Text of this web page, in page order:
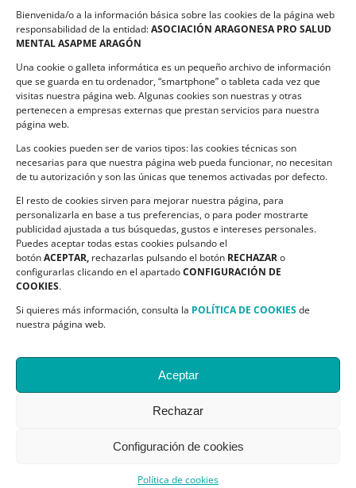
Bienvenida/o a la información básica sobre las cookies de la página web
responsabilidad de la entidad:ASOCIACIÓN ARAGONESA PRO SALUD
MENTAL ASAPME ARAGÓN
Una cookie o galleta informática es un pequeño archivo de información
que se guarda en tu ordenador, “smartphone” o tableta cada vez que
visitas nuestra página web. Algunas cookies son nuestras y otras
pertenecen a empresas externas que prestan servicios para nuestra
página web.
Las cookies pueden ser de varios tipos: las cookies técnicas son
necesarias para que nuestra página web pueda funcionar, no necesitan
de tu autorización y son las únicas que tenemos activadas por defecto.
El resto de cookies sirven para mejorar nuestra página, para
personalizarla en base a tus preferencias, o para poder mostrarte
publicidad ajustada a tus búsquedas, gustos e intereses personales.
Puedes aceptar todas estas cookies pulsando el
botónACEPTAR, rechazarlas pulsando el botón RECHAZARo
configurarlas clicando en el apartadoCONFIGURACIÓN DE
COOKIES.
Si quieres más información, consulta la POLÍTICA DE COOKIESde
nuestra página web.
Aceptar
Rechazar
Configuración de cookies
Política de cookies
Política de privacidad
Compromiso de Protección de Datos
Política de Cookies
CONTACTO
C/ Ciudadela s/n. Parque Delicias.
50017 Zaragoza
Teléfono:976 532 499
Email:asapme@asapme.org
@ Asapme| All Rights Reserved | Desarrollo:Centro Cálculo Bosco